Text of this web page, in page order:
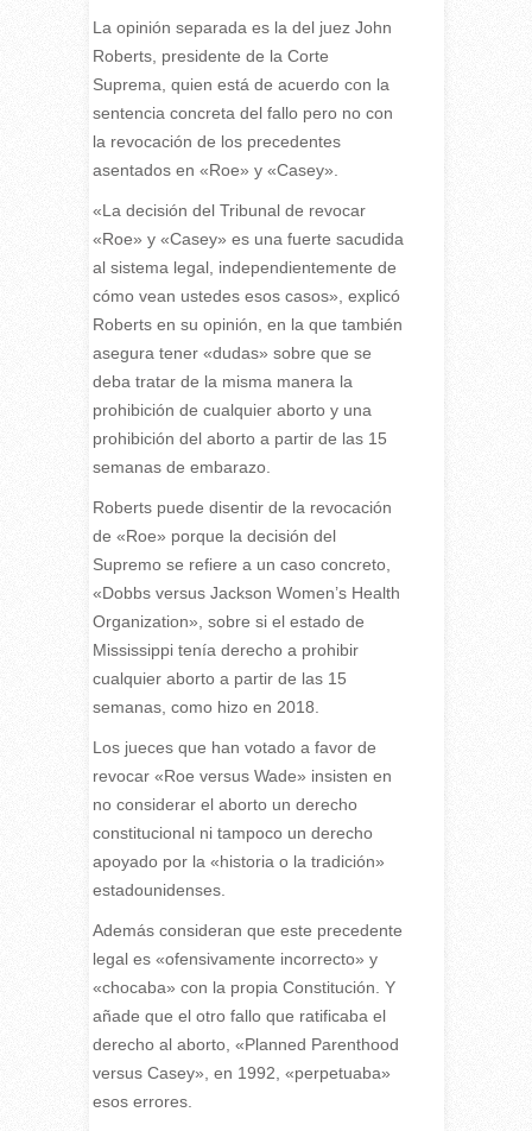
La opinión separada es la del juez John
Roberts, presidente de la Corte
Suprema, quien está de acuerdo con la
sentencia concreta del fallo pero no con
la revocación de los precedentes
asentados en «Roe» y «Casey».
«La decisión del Tribunal de revocar
«Roe» y «Casey» es una fuerte sacudida
al sistema legal, independientemente de
cómo vean ustedes esos casos», explicó
Roberts en su opinión, en la que también
asegura tener «dudas» sobre que se
deba tratar de la misma manera la
prohibición de cualquier aborto y una
prohibición del aborto a partir de las 15
semanas de embarazo.
Roberts puede disentir de la revocación
de «Roe» porque la decisión del
Supremo se refiere a un caso concreto,
«Dobbs versus Jackson Women’s Health
Organization», sobre si el estado de
Mississippi tenía derecho a prohibir
cualquier aborto a partir de las 15
semanas, como hizo en 2018.
Los jueces que han votado a favor de
revocar «Roe versus Wade» insisten en
no considerar el aborto un derecho
constitucional ni tampoco un derecho
apoyado por la «historia o la tradición»
estadounidenses.
Además consideran que este precedente
legal es «ofensivamente incorrecto» y
«chocaba» con la propia Constitución. Y
añade que el otro fallo que ratificaba el
derecho al aborto, «Planned Parenthood
versus Casey», en 1992, «perpetuaba»
esos errores.